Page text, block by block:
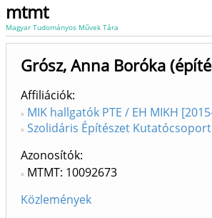
mtmt
Magyar Tudományos Művek Tára
Grósz, Anna Boróka
Affiliációk
MIK hallgatók PTE / EH MIKH
Szolidáris Építészet Kutatócsoport
Azonosítók
MTMT: 10092673
Közlemények